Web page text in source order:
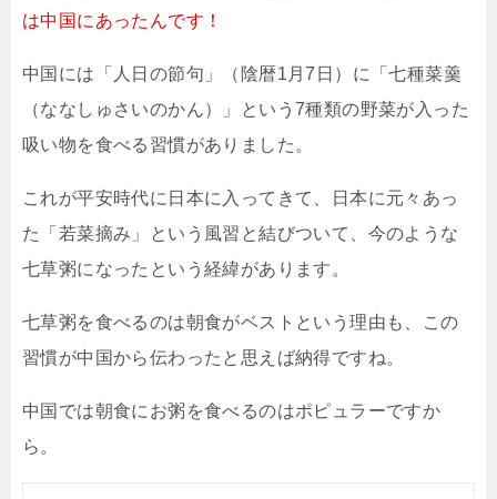
は中国にあったんです！
中国には「人日の節句」（陰暦1月7日）に「七種菜羹
（ななしゅさいのかん）」という7種類の野菜が入った
吸い物を食べる習慣がありました。
これが平安時代に日本に入ってきて、日本に元々あっ
た「若菜摘み」という風習と結びついて、今のような
七草粥になったという経緯があります。
七草粥を食べるのは朝食がベストという理由も、この
習慣が中国から伝わったと思えば納得ですね。
中国では朝食にお粥を食べるのはポピュラーですか
ら。